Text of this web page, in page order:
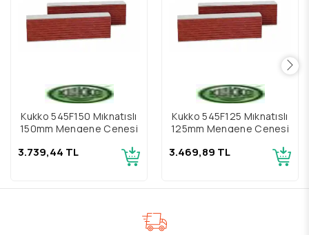
Kukko 545F150 Mıknatıslı
150mm Mengene Çenesi
3.739,44 TL
Kukko 545F125 Mıknatıslı
125mm Mengene Çenesi
3.469,89 TL